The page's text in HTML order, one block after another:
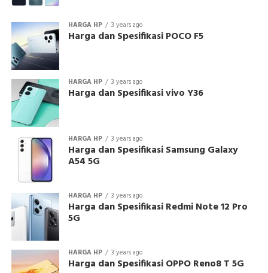
HARGA HP 3 years ago
Harga dan Spesifikasi POCO F5
HARGA HP 3 years ago
Harga dan Spesifikasi vivo Y36
HARGA HP 3 years ago
Harga dan Spesifikasi Samsung Galaxy
A54 5G
HARGA HP 3 years ago
Harga dan Spesifikasi Redmi Note 12 Pro
5G
HARGA HP 3 years ago
Harga dan Spesifikasi OPPO Reno8 T 5G